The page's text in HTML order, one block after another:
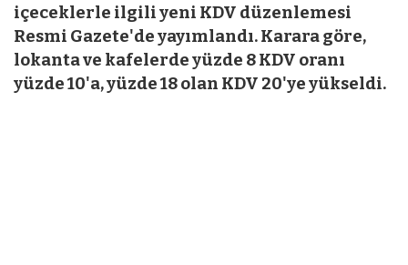
içeceklerle ilgili yeni KDV düzenlemesi
Resmi Gazete'de yayımlandı. Karara göre,
lokanta ve kafelerde yüzde 8 KDV oranı
yüzde 10'a, yüzde 18 olan KDV 20'ye yükseldi.